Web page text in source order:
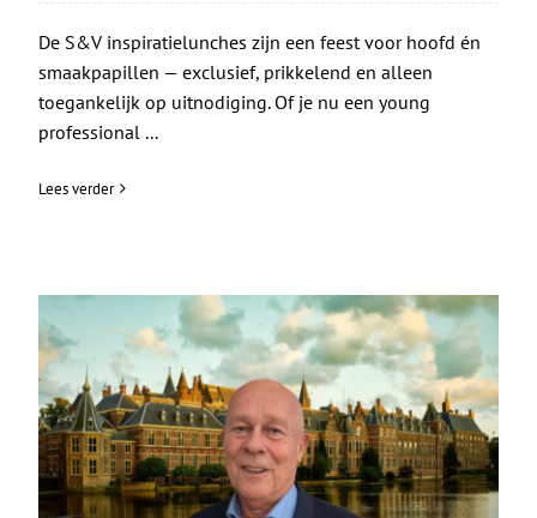
De S&V inspiratielunches zijn een feest voor hoofd én
smaakpapillen — exclusief, prikkelend en alleen
toegankelijk op uitnodiging. Of je nu een young
professional ...
Lees verder